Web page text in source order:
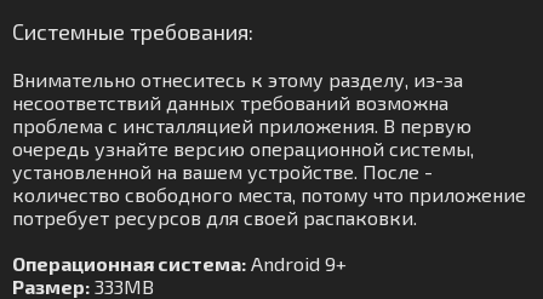
Системные требования:
Внимательно отнеситесь к этому разделу, из-за
несоответствий данных требований возможна
проблема с инсталляцией приложения. В первую
очередь узнайте версию операционной системы,
установленной на вашем устройстве. После -
количество свободного места, потому что приложение
потребует ресурсов для своей распаковки.
Операционная система: Android 9+
Размер: 333MB